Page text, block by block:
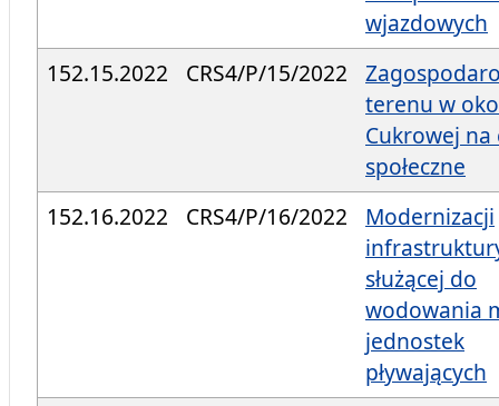
wjazdowych
152.15.2022
CRS4/P/15/2022
terenu w
Cukrowej na
społeczne
152.16.2022
CRS4/P/16/2022
Modernizacji
służącej do
wodowania
jednostek
pływających